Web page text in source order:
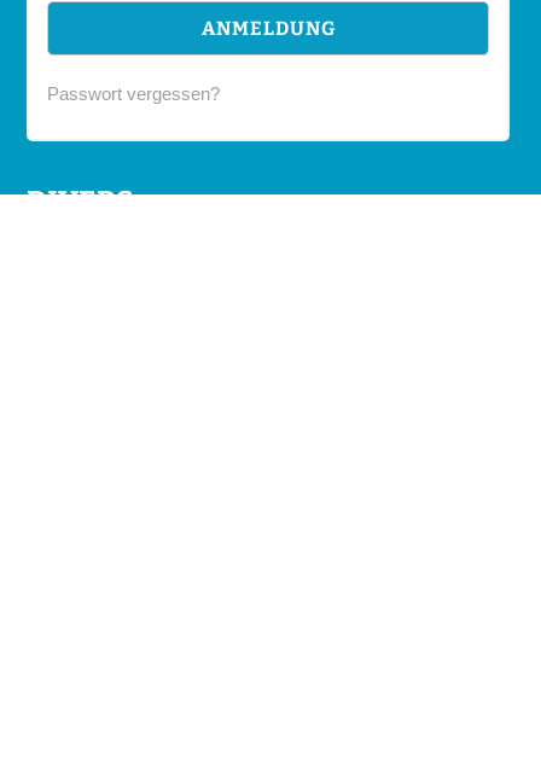
Passwort vergessen?
DIVERS